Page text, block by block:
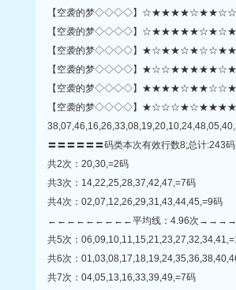
【空袭的梦◇◇◇◇】
【空袭的梦◇◇◇◇】
【空袭的梦◇◇◇◇】
【空袭的梦◇◇◇◇】
【空袭的梦◇◇◇◇】
【空袭的梦◇◇◇◇】
〓〓〓〓〓〓码类本次有效行数8;总计:243
共2次：20,30,=2码
共3次：14,22,25,28,37,42,47,=7码
共4次：02,07,12,26,29,31,43,44,45,=9码
←←←←←←←←←平均线：4.96次
共5次：
共6次：
共7次：04,05,13,16,33,39,49,=7码